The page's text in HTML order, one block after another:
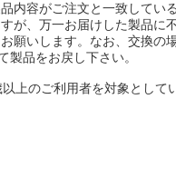
内容がご注文と一致してい
が、万一お届けした製品に
願いします。なお、交換の
品をお戻し下さい。
上のご利用者を対象として